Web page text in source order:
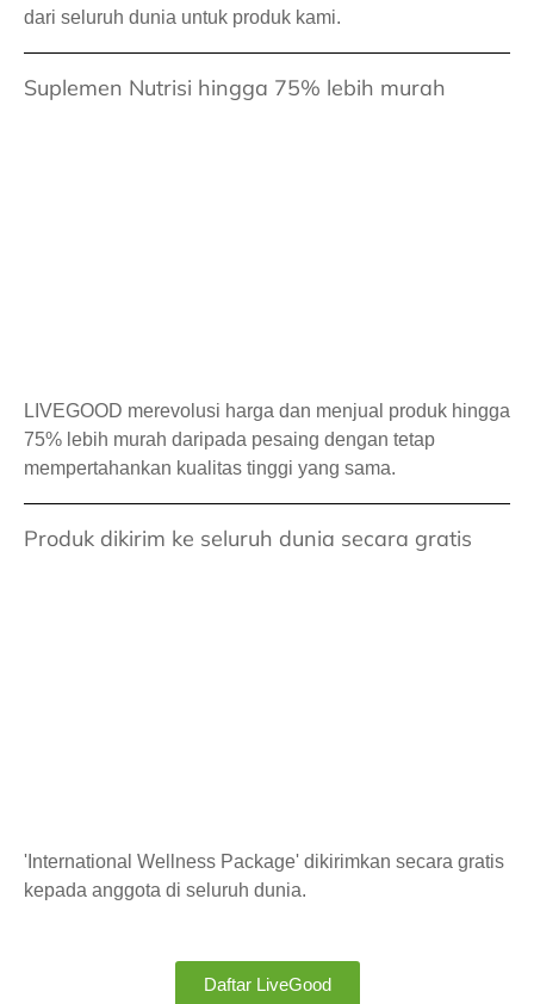
dari seluruh dunia untuk produk kami.
Suplemen Nutrisi hingga 75% lebih murah
LIVEGOOD merevolusi harga dan menjual produk hingga
75% lebih murah daripada pesaing dengan tetap
mempertahankan kualitas tinggi yang sama.
Produk dikirim ke seluruh dunia secara gratis
'International Wellness Package' dikirimkan secara gratis
kepada anggota di seluruh dunia.
Daftar LiveGood